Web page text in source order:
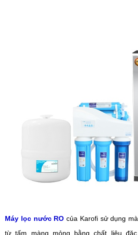
Máy lọc nước RO của Karofi sử dụng
từ tấm màng mỏng bằng chất liệu